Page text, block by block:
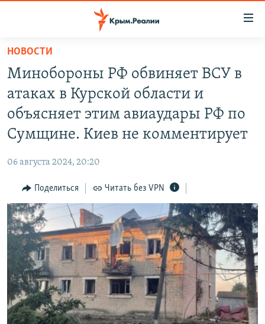
Вернуться
основному
содержанию
Вернутся
главной
Вернутся
поиску
НОВОСТИ
СПЕЦПРОЕКТЫ
ГРУЗ 200
КАРТА ВОЕННЫХ ОБЪЕКТОВ КРЫМА
ВОДА
ИСТОРИЯ
ИНТЕРАКТИВ
ИНФОГРАФИКА
ТЕЛЕПРОЕКТ КРЫМ.РЕАЛИИ
СОВЕТЫ ПРАВОЗАЩИТНИКОВ
ПРОПАВШИЕ БЕЗ ВЕСТИ
ПОБЕДИТЕЛЕЙ НЕ СУДЯТ?
КРЫМ.НЕПОКОРЕННЫЙ
ELIFBE
РАДІО СВОБОДА
КАК ОБОЙТИ БЛОКИРОВКУ
Українською
Qırımtatar
ПРИСОЕДИНЯЙТЕСЬ!
НОВОСТИ
Минобороны РФ обвиняет ВСУ в
атаках в Курской области и
объясняет этим авиаудары РФ по
Сумщине. Киев не комментирует
06 августа 2024, 20:20
Поделиться Читать без VPN